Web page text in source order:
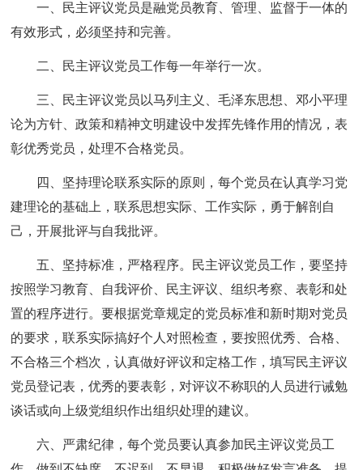
一、民主评议党员是融党员教育、管理、监督于一体的
有效形式，必须坚持和完善。
二、民主评议党员工作每一年举行一次。
三、民主评议党员以马列主义、毛泽东思想、邓小平理
论为方针、政策和精神文明建设中发挥先锋作用的情况，表
彰优秀党员，处理不合格党员。
四、坚持理论联系实际的原则，每个党员在认真学习党
建理论的基础上，联系思想实际、工作实际，勇于解剖自
己，开展批评与自我批评。
五、坚持标准，严格程序。民主评议党员工作，要坚持
按照学习教育、自我评价、民主评议、组织考察、表彰和处
置的程序进行。要根据党章规定的党员标准和新时期对党员
的要求，联系实际搞好个人对照检查，要按照优秀、合格、
不合格三个档次，认真做好评议和定格工作，填写民主评议
党员登记表，优秀的要表彰，对评议不称职的人员进行诫勉
谈话或向上级党组织作出组织处理的建议。
六、严肃纪律，每个党员要认真参加民主评议党员工